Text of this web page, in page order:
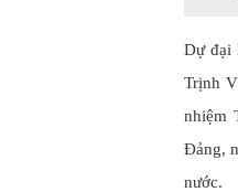
Dự đại
Trịnh
nhiệm
Đảng,
nước.